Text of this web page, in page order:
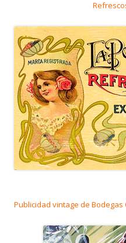
Publicidad vintage de Bodegas